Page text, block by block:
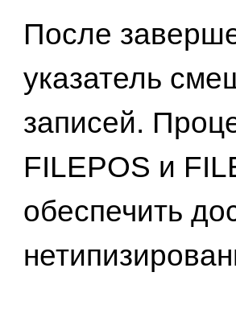
После
указатель
записей.
FILEPOS и
обеспечить